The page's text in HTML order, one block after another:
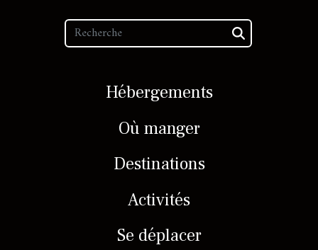
Hébergements
Où manger
Destinations
Activités
Se déplacer